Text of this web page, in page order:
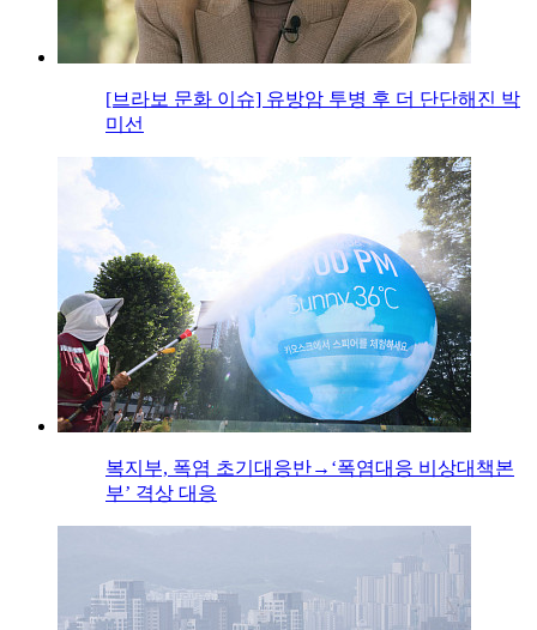
[브라보 문화 이슈] 유방암 투병 후 더 단단해진 박
미선
복지부, 폭염 초기대응반→‘폭염대응 비상대책본
부’ 격상 대응